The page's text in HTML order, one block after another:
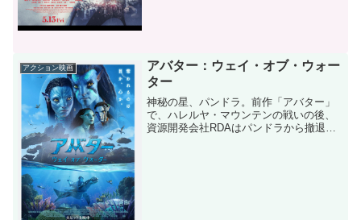
アクション映画
アバター：ウェイ・オブ・ウォー
ター
神秘の星、パンドラ。前作「アバター」
で、ハレルヤ・マウンテンの戦いの後、
資源開発会社RDAはパンドラから撤退し